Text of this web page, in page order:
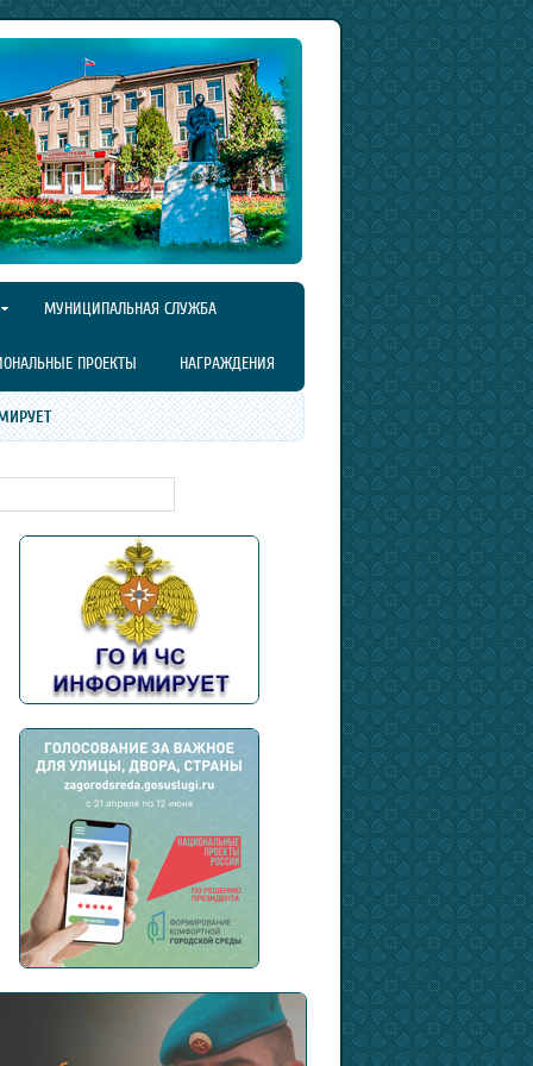
МУНИЦИПАЛЬНАЯ СЛУЖБА
ПРОЕКТЫ НАГРАЖДЕНИЯ